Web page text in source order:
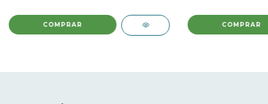
COMPRAR COMPRAR